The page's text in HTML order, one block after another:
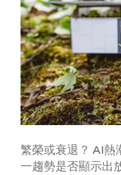
繁榮或衰退？ AI熱
一趨勢是否顯示出